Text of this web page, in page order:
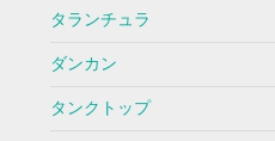
タランチュラ
ダンカン
タンクトップ